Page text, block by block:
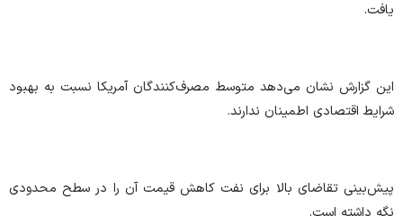
یافت.
این گزارش نشان می‌دهد متوسط مصرف‌کنندگان آمریکا نسبت به بهبود
شرایط اقتصادی اطمینان ندارند.
پیش‌بینی تقاضای بالا برای نفت کاهش قیمت آن را در سطح محدودی
نگه داشته است.